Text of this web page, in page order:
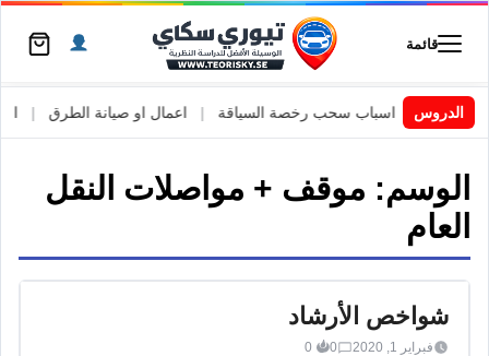
قائمة
الدروسالسويد | اسباب سحب رخصة السياقة اعمال او صيانة الطرق
الوسم: موقف + مواصلات النقل
العام
شواخص الأرشاد
فبراير 1, 2020 0
0